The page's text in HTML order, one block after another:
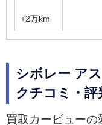
+2万km
シボレー ア
クチコミ・評
買取カービュー